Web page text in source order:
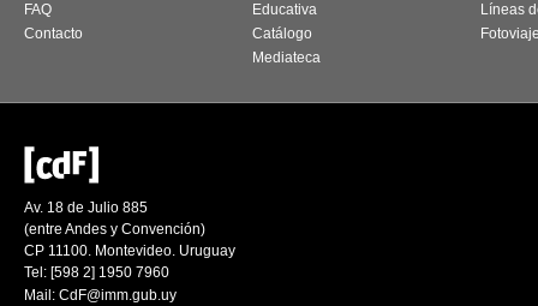
FAQ
Contacto
Educativa
Catálogo
Mediateca
Líneas
Av. 18 de Julio 885
(entre Andes y Convención)
CP 11100. Montevideo. Uruguay
Tel: [598 2] 1950 7960
Mail: CdF@imm.gub.uy